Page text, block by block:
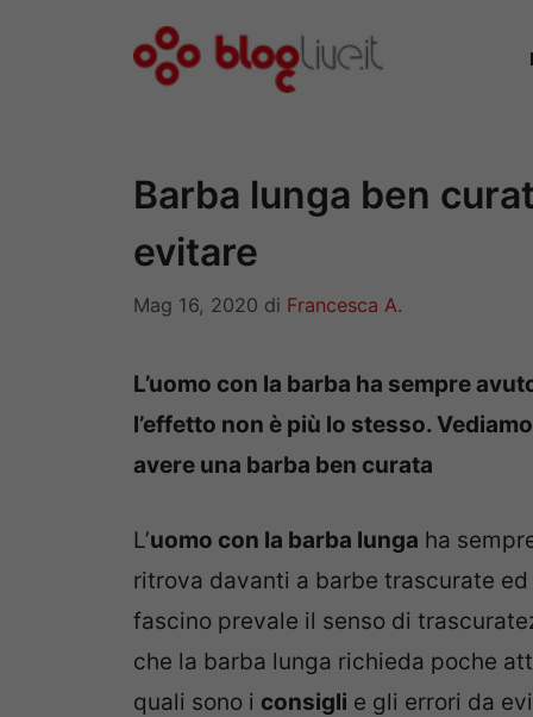
Barba lunga ben
evitare
Mag 16, 2020 di Francesca A.
L’uomo con la barba ha sempre
l’effetto non è più lo stesso.
avere una barba ben curata
L’uomo con la barba lunga ha
ritrova davanti a barbe trascurate
fascino prevale il senso di
che la barba lunga richieda poche
quali sono i consigli e gli errori da